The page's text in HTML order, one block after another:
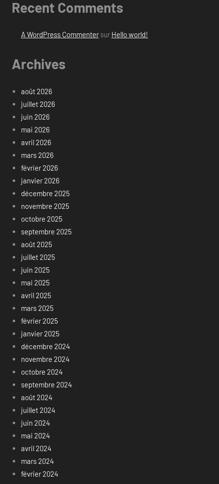
Recent Comments
A WordPress Commentersur Hello world!
Archives
août 2026
juillet 2026
juin 2026
mai 2026
avril 2026
mars 2026
février 2026
janvier 2026
décembre 2025
novembre 2025
octobre 2025
septembre 2025
août 2025
juillet 2025
juin 2025
mai 2025
avril 2025
mars 2025
février 2025
janvier 2025
décembre 2024
novembre 2024
octobre 2024
septembre 2024
août 2024
juillet 2024
juin 2024
mai 2024
avril 2024
mars 2024
février 2024